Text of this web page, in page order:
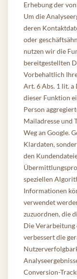
Erhebung der
Um die
deren
oder
nutzen wir die
bereitgestellten
Vorbehaltlich
Art. 6 Abs. 1 lit.
dieser Funktion
Person
Mailadresse und
Weg an Google.
Klardaten,
den
speziellen
Informationen
verwendet
zuzuordnen, die
Die Verarbeitung
verbessert die
Conversion-